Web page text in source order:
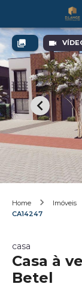
Home Imóveis
CA14247
casa
Casa à
Betel